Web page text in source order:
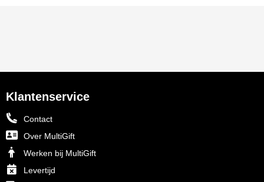
Klantenservice
Contact
Over MultiGift
Werken bij MultiGift
Levertijd